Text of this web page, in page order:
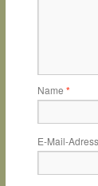
Name *
E-Mail-